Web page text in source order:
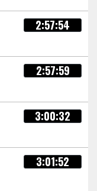
2:57:54
2:57:59
3:00:32
3:01:52